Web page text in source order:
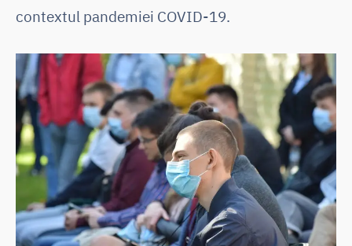
contextul pandemiei COVID-19.